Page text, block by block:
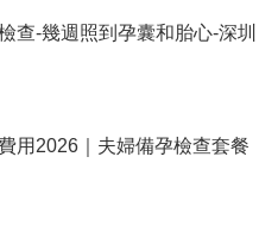
查-幾週照到孕囊和胎心-深圳
用2026｜夫婦備孕檢查套餐